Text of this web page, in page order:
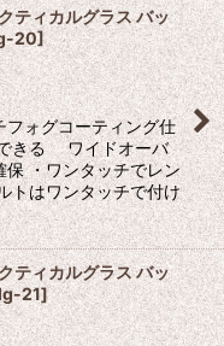
ティカルグラス バッ
20]
フォグコーティング仕
きる ワイドオーバ
保 ・ワンタッチでレン
トはワンタッチで付け
ティカルグラス バッ
21]